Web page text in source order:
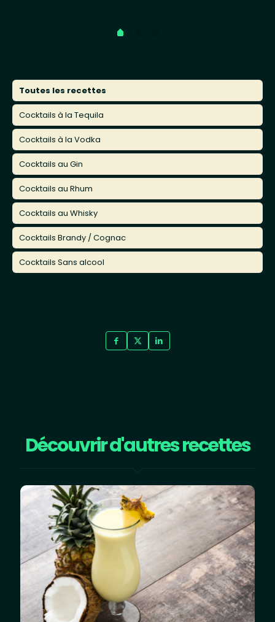
Toutes les recettes
Cocktails à la Tequila
Cocktails à la Vodka
Cocktails au Gin
Cocktails au Rhum
Cocktails au Whisky
Cocktails Brandy / Cognac
Cocktails Sans alcool
Découvrir d'autres recettes